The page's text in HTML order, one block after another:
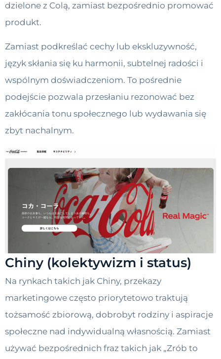
dzielone z Colą, zamiast bezpośrednio promować
produkt.
Zamiast podkreślać cechy lub ekskluzywność,
język skłania się ku harmonii, subtelnej radości i
wspólnym doświadczeniom. To pośrednie
podejście pozwala przesłaniu rezonować bez
zakłócania tonu społecznego lub wydawania się
zbyt nachalnym.
Chiny (kolektywizm i status)
Na rynkach takich jak Chiny, przekazy
marketingowe często priorytetowo traktują
tożsamość zbiorową, dobrobyt rodziny i aspiracje
społeczne nad indywidualną własnością. Zamiast
używać bezpośrednich fraz takich jak „Zrób to